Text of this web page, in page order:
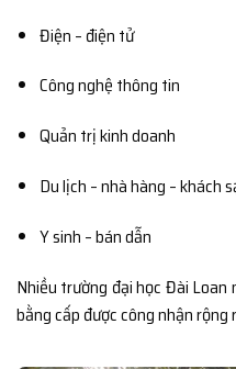
Điện – điện tử
Công nghệ thông tin
Quản trị kinh doanh
Du lịch – nhà hàng – khách
Y sinh – bán dẫn
Nhiều trường đại học Đài Loan
bằng cấp được công nhận